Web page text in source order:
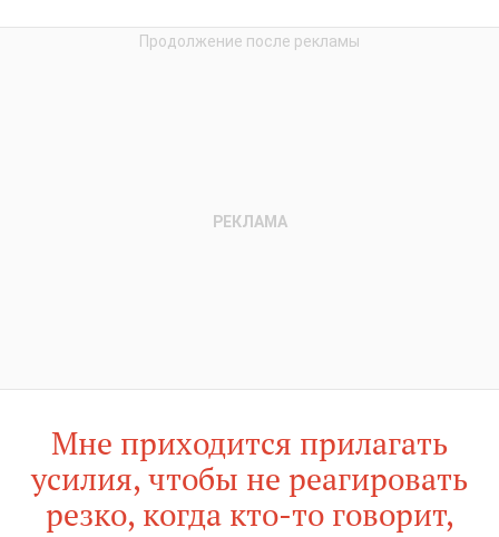
Мне приходится прилагать
усилия, чтобы не реагировать
резко, когда кто-то говорит,